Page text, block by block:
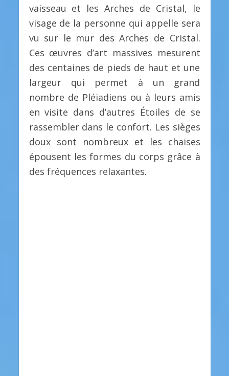
vaisseau et les Arches de Cristal, le
visage de la personne qui appelle sera
vu sur le mur des Arches de Cristal.
Ces œuvres d’art massives mesurent
des centaines de pieds de haut et une
largeur qui permet à un grand
nombre de Pléiadiens ou à leurs amis
en visite dans d’autres Étoiles de se
rassembler dans le confort. Les sièges
doux sont nombreux et les chaises
épousent les formes du corps grâce à
des fréquences relaxantes.